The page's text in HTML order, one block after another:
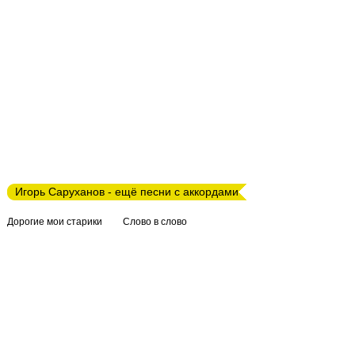
Игорь Саруханов - ещё песни с аккордами
Дорогие мои старики Слово в слово